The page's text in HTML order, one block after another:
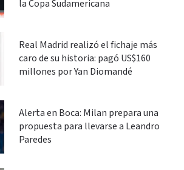
la Copa Sudamericana
Real Madrid realizó el fichaje más
caro de su historia: pagó US$160
millones por Yan Diomandé
Alerta en Boca: Milan prepara una
propuesta para llevarse a Leandro
Paredes